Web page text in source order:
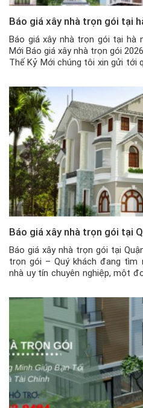
Báo giá xây nhà trọn gói tại
Báo giá xây nhà trọn gói tại hà
Mới Báo giá xây nhà trọn gói
Thế Kỷ Mới chúng tôi xin gửi tới
Báo giá xây nhà trọn gói tại
Báo giá xây nhà trọn gói tại
trọn gói – Quý khách đang
nhà uy tín chuyên nghiệp, một